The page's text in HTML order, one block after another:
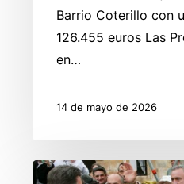
Barrio Coterillo con
126.455 euros Las
en…
14 de mayo de 2026
Liérganes